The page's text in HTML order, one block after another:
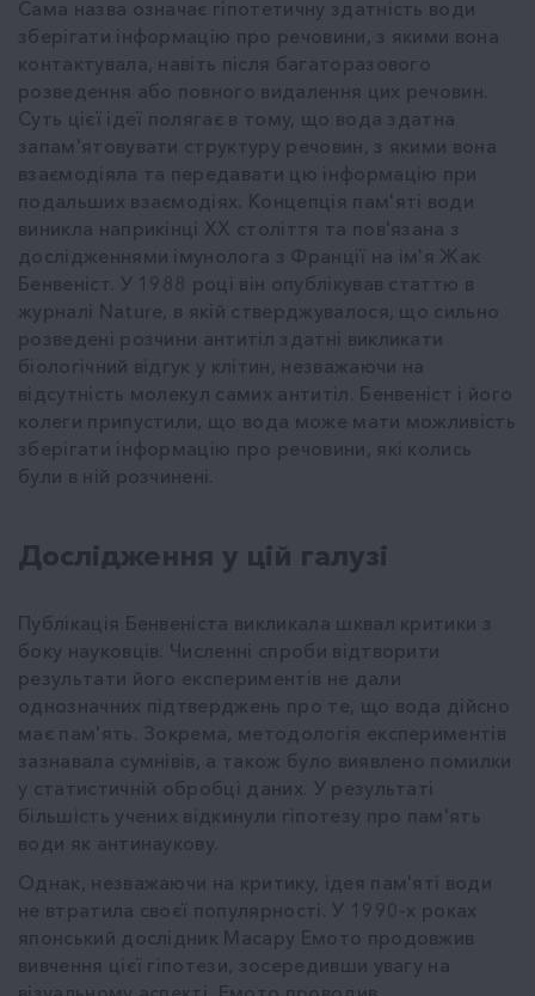
Сама назва означає гіпотетичну здатність води
зберігати інформацію про речовини, з якими вона
контактувала, навіть після багаторазового
розведення або повного видалення цих речовин.
Суть цієї ідеї полягає в тому, що вода здатна
запам'ятовувати структуру речовин, з якими вона
взаємодіяла та передавати цю інформацію при
подальших взаємодіях. Концепція пам'яті води
виникла наприкінці XX століття та пов'язана з
дослідженнями імунолога з Франції на ім'я Жак
Бенвеніст. У 1988 році він опублікував статтю в
журналі Nature, в якій стверджувалося, що сильно
розведені розчини антитіл здатні викликати
біологічний відгук у клітин, незважаючи на
відсутність молекул самих антитіл. Бенвеніст і його
колеги припустили, що вода може мати можливість
зберігати інформацію про речовини, які колись
були в ній розчинені.
Дослідження у цій галузі
Публікація Бенвеніста викликала шквал критики з
боку науковців. Численні спроби відтворити
результати його експериментів не дали
однозначних підтверджень про те, що вода дійсно
має пам'ять. Зокрема, методологія експериментів
зазнавала сумнівів, а також було виявлено помилки
у статистичній обробці даних. У результаті
більшість учених відкинули гіпотезу про пам'ять
води як антинаукову.
Однак, незважаючи на критику, ідея пам'яті води
не втратила своєї популярності. У 1990-х роках
японський дослідник Масару Емото продовжив
вивчення цієї гіпотези, зосередивши увагу на